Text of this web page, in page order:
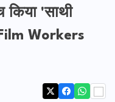
किया 'साथी
Workers